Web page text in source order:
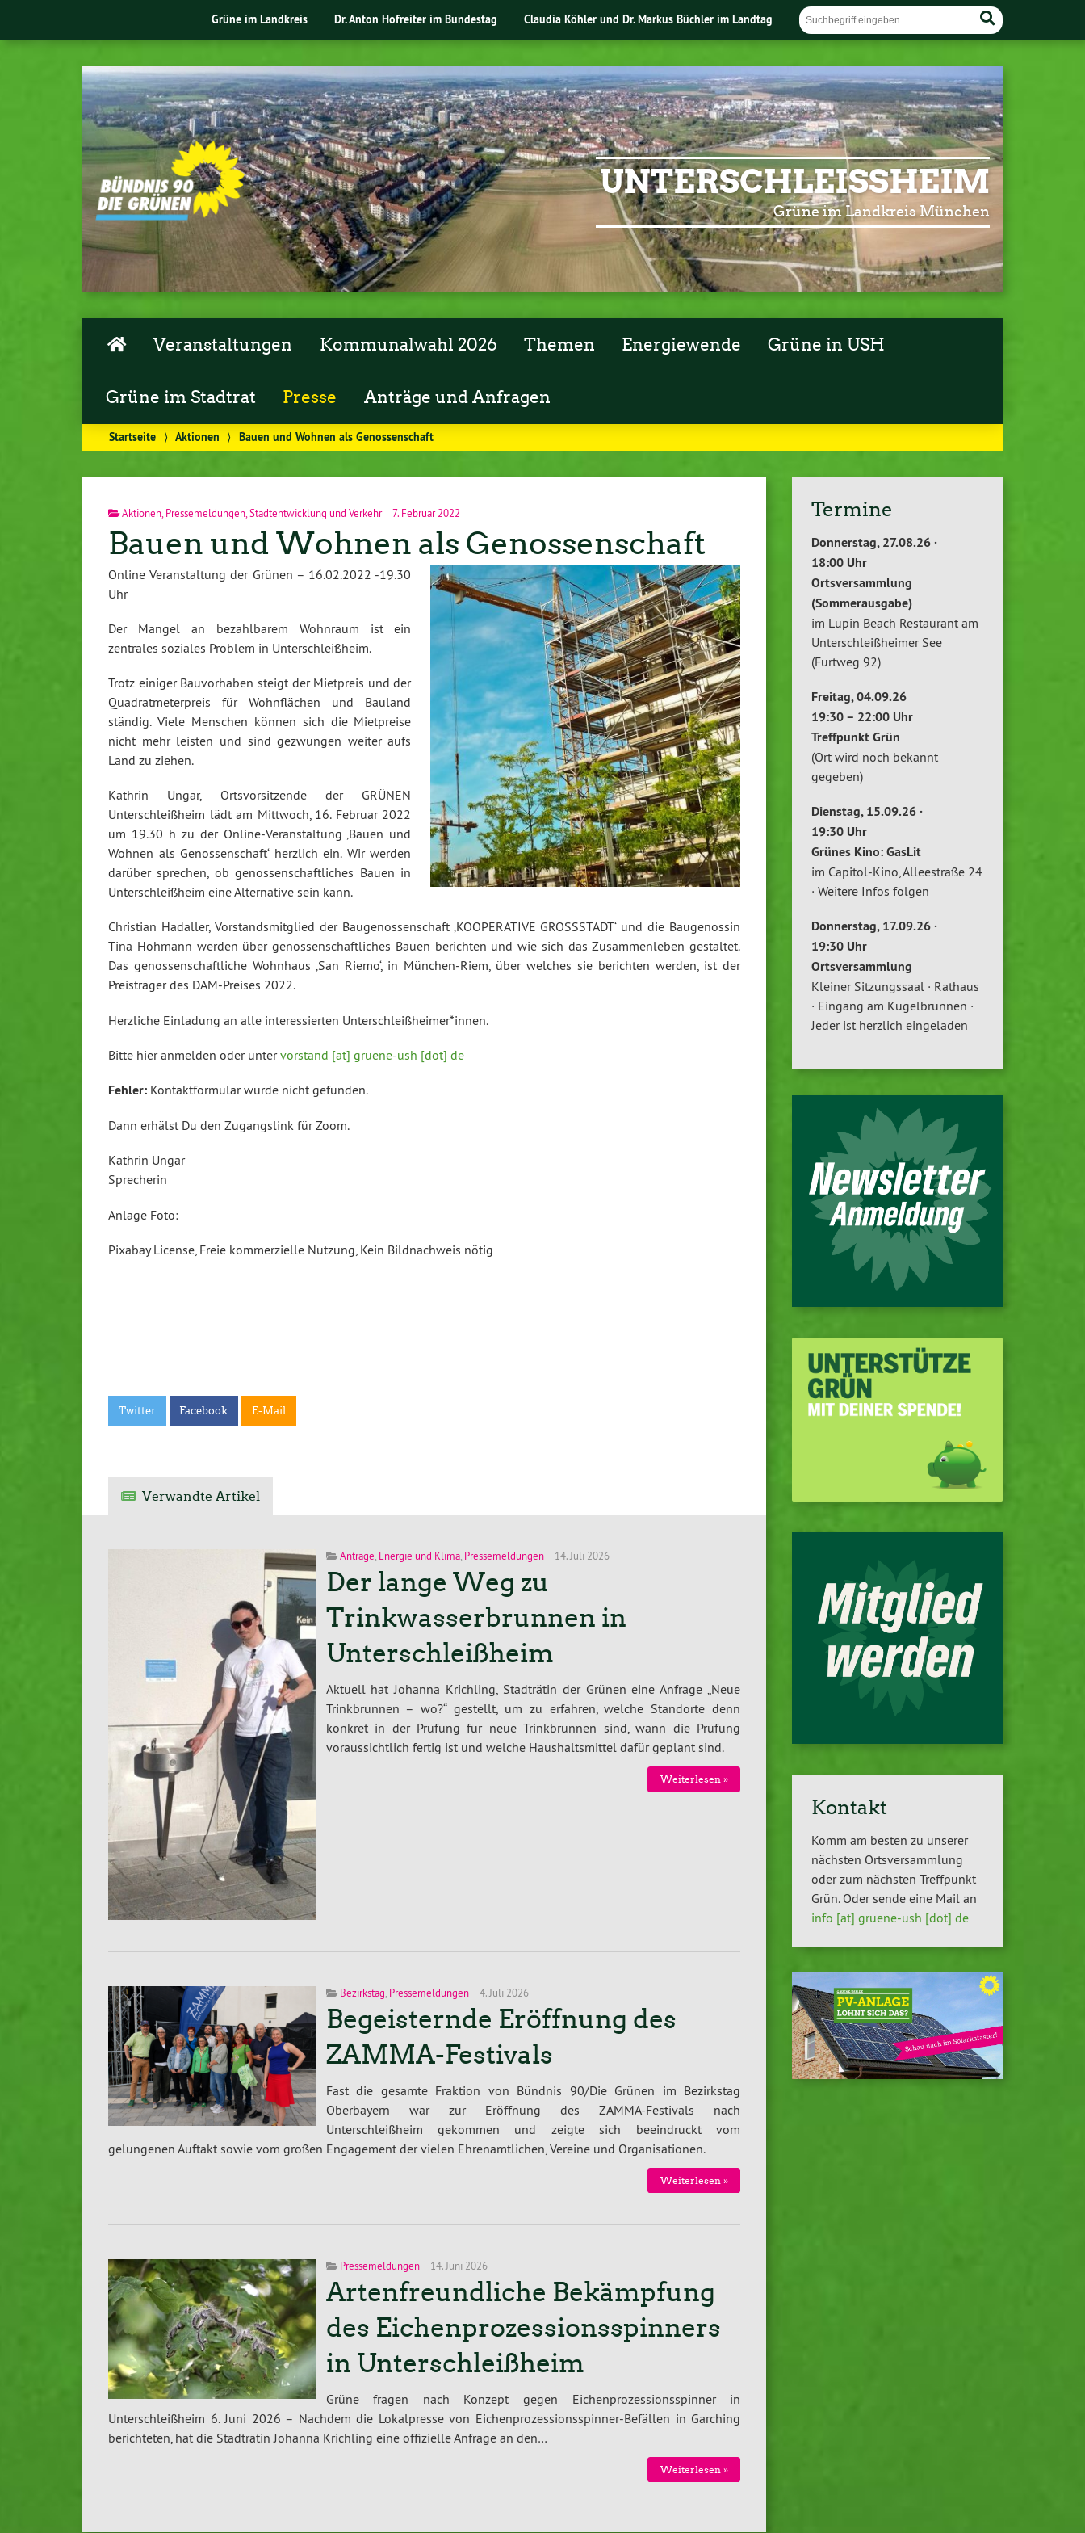
Grüne im Landkreis Dr. Anton Hofreiter im Bundestag Claudia Köhler und Dr. Markus Büchler im Landtag
UNTERSCHLEISSHEIM
Grüne im Landkreis München
Veranstaltungen Kommunalwahl 2026 Themen Energiewende Grüne in USH
Grüne im Stadtrat Presse Anträge und Anfragen
Startseite ⟩ Aktionen ⟩ Bauen und Wohnen als Genossenschaft
Aktionen Pressemeldungen Stadtentwicklung und Verkehr 7. Februar 2022
Bauen und Wohnen als Genossenschaft
Online Veranstaltung der Grünen – 16.02.2022 -19.30
Uhr
Der Mangel an bezahlbarem Wohnraum ist ein
zentrales soziales Problem in Unterschleißheim.
Trotz einiger Bauvorhaben steigt der Mietpreis und der
Quadratmeterpreis für Wohnflächen und Bauland
ständig. Viele Menschen können sich die Mietpreise
nicht mehr leisten und sind gezwungen weiter aufs
Land zu ziehen.
Kathrin Ungar, Ortsvorsitzende der GRÜNEN
Unterschleißheim lädt am Mittwoch, 16. Februar 2022
um 19.30 h zu der Online-Veranstaltung ‚Bauen und
Wohnen als Genossenschaft‘ herzlich ein. Wir werden
darüber sprechen, ob genossenschaftliches Bauen in
Unterschleißheim eine Alternative sein kann.
Christian Hadaller, Vorstandsmitglied der Baugenossenschaft ‚KOOPERATIVE GROSSSTADT‘ und die Baugenossin
Tina Hohmann werden über genossenschaftliches Bauen berichten und wie sich das Zusammenleben gestaltet.
Das genossenschaftliche Wohnhaus ‚San Riemo‘, in München-Riem, über welches sie berichten werden, ist der
Preisträger des DAM-Preises 2022.
Herzliche Einladung an alle interessierten Unterschleißheimer*innen.
Bitte hier anmelden oder untervorstand [at] gruene-ush [dot] de
Fehler: Kontaktformular wurde nicht gefunden.
Dann erhälst Du den Zugangslink für Zoom.
Kathrin Ungar
Sprecherin
Anlage Foto:
Pixabay License, Freie kommerzielle Nutzung, Kein Bildnachweis nötig
Twitter Facebook E-Mail
Verwandte Artikel
Anträge, Energie und Klima, Pressemeldungen 14. Juli 2026
Der lange Weg zu
Trinkwasserbrunnen in
Unterschleißheim
Aktuell hat Johanna Krichling, Stadträtin der Grünen eine Anfrage „Neue
Trinkbrunnen – wo?“ gestellt, um zu erfahren, welche Standorte denn
konkret in der Prüfung für neue Trinkbrunnen sind, wann die Prüfung
voraussichtlich fertig ist und welche Haushaltsmittel dafür geplant sind.
Weiterlesen »
Bezirkstag Pressemeldungen 4. Juli 2026
Begeisternde Eröffnung des
ZAMMA-Festivals
Fast die gesamte Fraktion von Bündnis 90/Die Grünen im Bezirkstag
Oberbayern war zur Eröffnung des ZAMMA-Festivals nach
Unterschleißheim gekommen und zeigte sich beeindruckt vom
gelungenen Auftakt sowie vom großen Engagement der vielen Ehrenamtlichen, Vereine und Organisationen.
Weiterlesen »
Pressemeldungen 14. Juni 2026
Artenfreundliche Bekämpfung
des Eichenprozessionsspinners
in Unterschleißheim
Grüne fragen nach Konzept gegen Eichenprozessionsspinner in
Unterschleißheim 6. Juni 2026 – Nachdem die Lokalpresse von Eichenprozessionsspinner-Befällen in Garching
berichteten, hat die Stadträtin Johanna Krichling eine offizielle Anfrage an den…
Weiterlesen »
Termine
Donnerstag, 27.08.26 ·
18:00 Uhr
Ortsversammlung
(Sommerausgabe)
im Lupin Beach Restaurant am
Unterschleißheimer See
(Furtweg 92)
Freitag, 04.09.26
19:30 – 22:00 Uhr
Treffpunkt Grün
(Ort wird noch bekannt
gegeben)
Dienstag, 15.09.26 ·
19:30 Uhr
Grünes Kino: GasLit
im Capitol-Kino, Alleestraße 24
· Weitere Infos folgen
Donnerstag, 17.09.26 ·
19:30 Uhr
Ortsversammlung
Kleiner Sitzungssaal · Rathaus
· Eingang am Kugelbrunnen ·
Jeder ist herzlich eingeladen
Kontakt
Komm am besten zu unserer
nächsten Ortsversammlung
oder zum nächsten Treffpunkt
Grün. Oder sende eine Mail an
info [at] gruene-ush [dot] de